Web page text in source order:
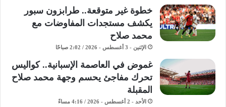
خطوة غير متوقعة.. طرابزون سبور
يكشف مستجدات المفاوضات مع
محمد صلاح
الإثنين - 3 أغسطس - 2026 / 2:02 صباحًا
غموض في العاصمة الإسبانية.. كواليس
تحرك مفاجئ يحسم وجهة محمد صلاح
المقبلة
الأحد - 2 أغسطس - 2026 / 4:16 مساءً